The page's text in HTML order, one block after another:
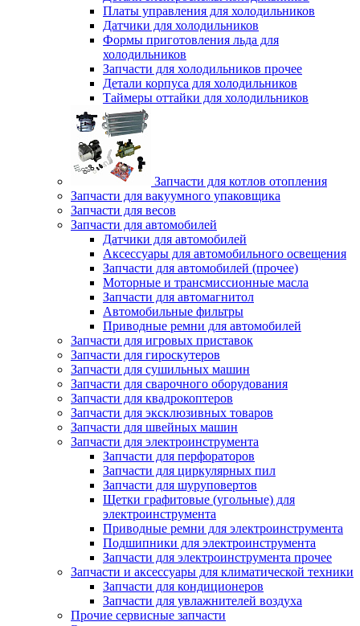
Платы управления для холодильников
Датчики для холодильников
Формы приготовления льда для
холодильников
Запчасти для холодильников прочее
Детали корпуса для холодильников
Таймеры оттайки для холодильников
Запчасти для котлов отопления
Запчасти для вакуумного упаковщика
Запчасти для весов
Запчасти для автомобилей
Датчики для автомобилей
Аксессуары для автомобильного освещения
Запчасти для автомобилей (прочее)
Моторные и трансмиссионные масла
Запчасти для автомагнитол
Автомобильные фильтры
Приводные ремни для автомобилей
Запчасти для игровых приставок
Запчасти для гироскутеров
Запчасти для сушильных машин
Запчасти для сварочного оборудования
Запчасти для квадрокоптеров
Запчасти для эксклюзивных товаров
Запчасти для швейных машин
Запчасти для электроинструмента
Запчасти для перфораторов
Запчасти для циркулярных пил
Запчасти для шуруповертов
Щетки графитовые (угольные) для
электроинструмента
Приводные ремни для электроинструмента
Подшипники для электроинструмента
Запчасти для электроинструмента прочее
Запчасти и аксессуары для климатической техники
Запчасти для кондиционеров
Запчасти для увлажнителей воздуха
Прочие сервисные запчасти